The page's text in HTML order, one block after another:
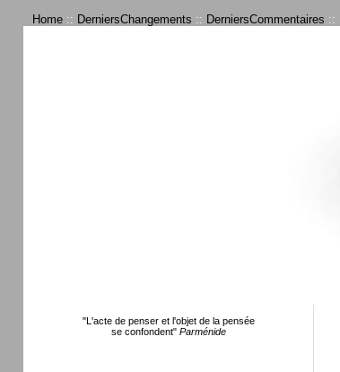
Home :: DerniersChangements :: DerniersCommentaires ::
"L'acte de penser et l'objet de la pensée
se confondent"Parménide